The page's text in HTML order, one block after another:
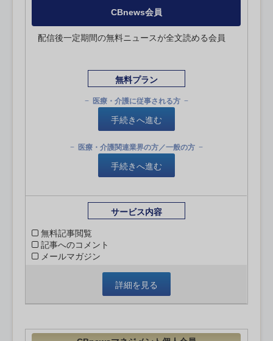
CBnews会員
配信後一定期間の無料ニュースが全文読める会員
無料プラン
医療・介護に従事される方
手続きへ進む
医療・介護関連業界の方／一般の方
手続きへ進む
サービス内容
無料記事閲覧
記事へのコメント
メールマガジン
詳細を見る